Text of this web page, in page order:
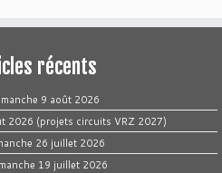
récents
9 août 2026
2026 (projets circuits VRZ 2027)
26 juillet 2026
19 juillet 2026